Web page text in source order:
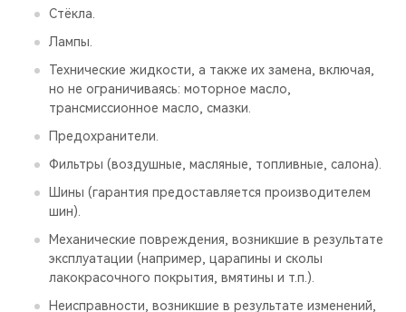
Стёкла.
Лампы.
Технические жидкости, а также их замена, включая,
но не ограничиваясь: моторное масло,
трансмиссионное масло, смазки.
Предохранители.
Фильтры (воздушные, масляные, топливные, салона).
Шины (гарантия предоставляется производителем
шин).
Механические повреждения, возникшие в результате
эксплуатации (например, царапины и сколы
лакокрасочного покрытия, вмятины и т.п.).
Неисправности, возникшие в результате изменений,